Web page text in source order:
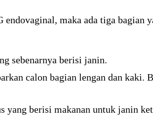
endovaginal, maka ada tiga bagian
sebenarnya berisi janin.
calon bagian lengan dan kaki.
berisi makanan untuk janin